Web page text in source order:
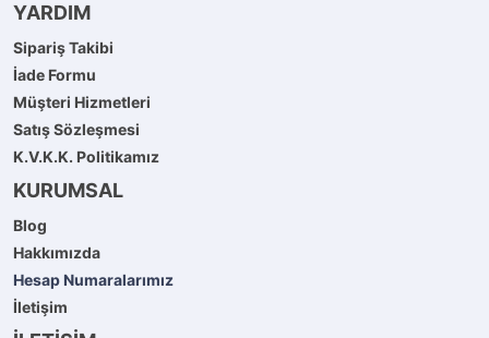
YARDIM
Sipariş Takibi
İade Formu
Müşteri Hizmetleri
Satış Sözleşmesi
K.V.K.K. Politikamız
KURUMSAL
Blog
Hakkımızda
Hesap Numaralarımız
İletişim